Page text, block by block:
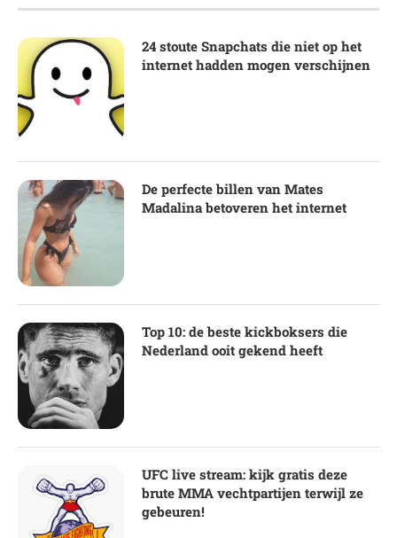
24 stoute Snapchats die niet op het
internet hadden mogen verschijnen
De perfecte billen van Mates
Madalina betoveren het internet
Top 10: de beste kickboksers die
Nederland ooit gekend heeft
UFC live stream: kijk gratis deze
brute MMA vechtpartijen terwijl ze
gebeuren!